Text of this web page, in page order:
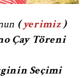
(yerimiz)
Çay Töreni
Seçimi